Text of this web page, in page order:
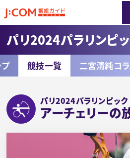
パリ2024パラリンピ
競技一覧 二宮清純コ
パリ2024パラリンピック
アーチェリーの